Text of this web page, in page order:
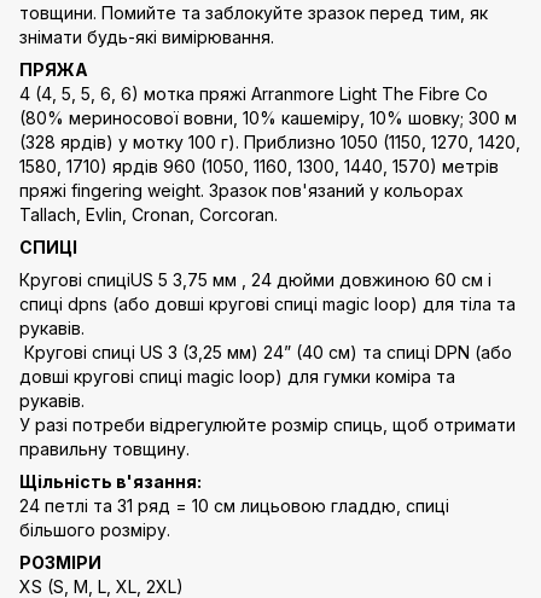
товщини. Помийте та заблокуйте зразок перед тим, як
знімати будь-які вимірювання.
ПРЯЖА
4 (4, 5, 5, 6, 6) мотка пряжі Arranmore Light The Fibre Co
(80% мериносової вовни, 10% кашеміру, 10% шовку; 300 м
(328 ярдів) у мотку 100 г). Приблизно 1050 (1150, 1270, 1420,
1580, 1710) ярдів 960 (1050, 1160, 1300, 1440, 1570) метрів
пряжі fingering weight. Зразок пов'язаний у кольорах
Tallach, Evlin, Cronan, Corcoran.
СПИЦІ
Кругові спиціUS 5 3,75 мм , 24 дюйми довжиною 60 см і
спиці dpns (або довші кругові спиці magic loop) для тіла та
рукавів.
Кругові спиці US 3 (3,25 мм) 24” (40 см) та спиці DPN (або
довші кругові спиці magic loop) для гумки коміра та
рукавів.
У разі потреби відрегулюйте розмір спиць, щоб отримати
правильну товщину.
Щільність в'язання:
24 петлі та 31 ряд = 10 см лицьовою гладдю, спиці
більшого розміру.
РОЗМІРИ
XS (S, M, L, XL, 2XL)